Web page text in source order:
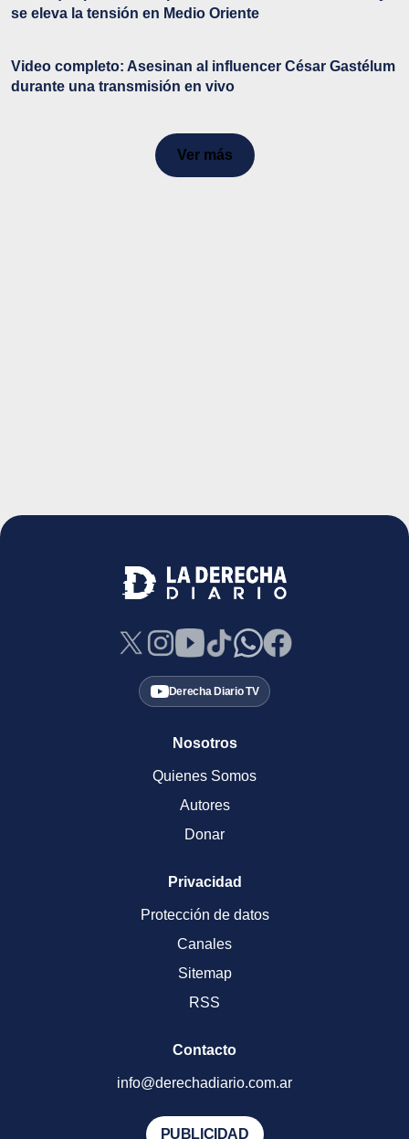
se eleva la tensión en Medio Oriente
Video completo: Asesinan al influencer César Gastélum
durante una transmisión en vivo
Ver más
Derecha Diario TV
Nosotros
Quienes Somos
Autores
Donar
Privacidad
Protección de datos
Canales
Sitemap
RSS
Contacto
info@derechadiario.com.ar
PUBLICIDAD